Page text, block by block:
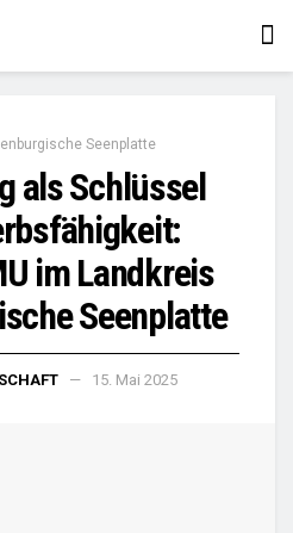
Seenplatte
als Schlüssel
im Landkreis
Seenplatte
15. Mai 2025